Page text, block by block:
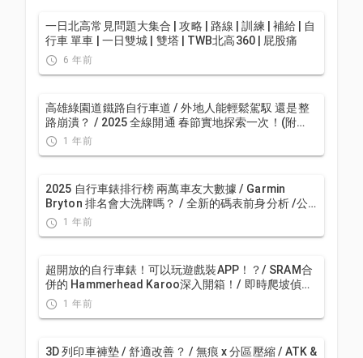
一日北高常見問題大集合 | 攻略 | 路線 | 訓練 | 補給 | 自
行車 單車 | 一日雙城 | 雙塔 | TWB北高360 | 屁股痛
6 年前
高雄綠園道鐵路自行車道 / 外地人能輕鬆駕馭 還是整
路崩潰？ / 2025 全線開通 春節實地探索一次！(附
GPS連結）/ 公路車 / CT Yeh
1 年前
2025 自行車錶排行榜 兩萬車友大數據 / Garmin
Bryton 排名會大洗牌嗎？ / 全新的碼表前身分析 /公
路車 / CT Yeh
1 年前
超開放的自行車錶！可以玩遊戲裝APP！？/ SRAM合
併的 Hammerhead Karoo深入開箱！/ 即時爬坡偵測
/ 全球導航地圖 / Garmin Bryton / CT Yeh
1 年前
3D 列印車褲墊 / 舒適改善？ / 無痕 x 分區壓縮 / ATK &